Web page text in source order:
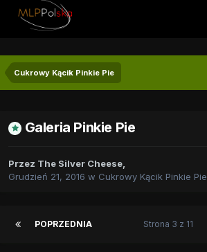
Cukrowy Kącik Pinkie Pie
Galeria Pinkie Pie
Przez The Silver Cheese,
Grudzień 21, 2016 w Cukrowy Kącik Pinkie Pie
POPRZEDNIA Strona 3 z 11